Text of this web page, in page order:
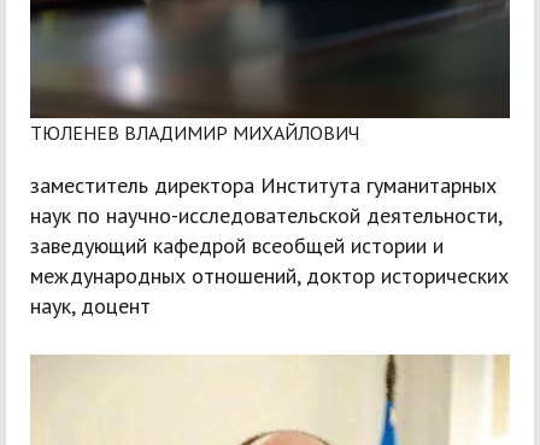
ТЮЛЕНЕВ ВЛАДИМИР МИХАЙЛОВИЧ
заместитель директора Института гуманитарных
наук по научно-исследовательской деятельности,
заведующий кафедрой всеобщей истории и
международных отношений, доктор исторических
наук, доцент